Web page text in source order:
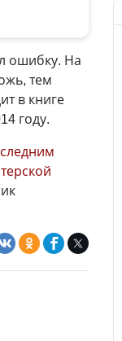
ошибку. На
тем
в книге
году.